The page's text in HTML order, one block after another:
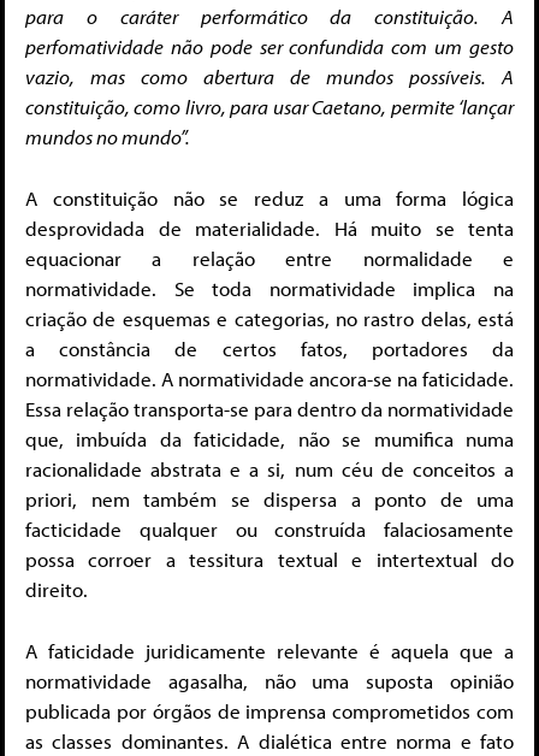
para o caráter performático da constituição. A
perfomatividade não pode ser confundida com um gesto
vazio, mas como abertura de mundos possíveis. A
constituição, como livro, para usar Caetano, permite ‘lançar
mundos no mundo”.
A constituição não se reduz a uma forma lógica
desprovidada de materialidade. Há muito se tenta
equacionar a relação entre normalidade e
normatividade. Se toda normatividade implica na
criação de esquemas e categorias, no rastro delas, está
a constância de certos fatos, portadores da
normatividade. A normatividade ancora-se na faticidade.
Essa relação transporta-se para dentro da normatividade
que, imbuída da faticidade, não se mumifica numa
racionalidade abstrata e a si, num céu de conceitos a
priori, nem também se dispersa a ponto de uma
facticidade qualquer ou construída falaciosamente
possa corroer a tessitura textual e intertextual do
direito.
A faticidade juridicamente relevante é aquela que a
normatividade agasalha, não uma suposta opinião
publicada por órgãos de imprensa comprometidos com
as classes dominantes. A dialética entre norma e fato